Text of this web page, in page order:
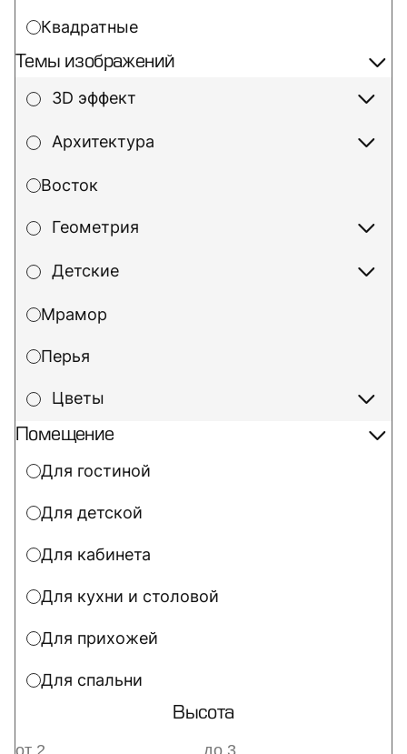
Квадратные
Помещение
Для гостиной
Для детской
Для кабинета
Для кухни и столовой
Для прихожей
Для спальни
Высота
Темы изображений
3D эффект
Архитектура
Восток
Геометрия
Детские
Мрамор
Перья
Цветы